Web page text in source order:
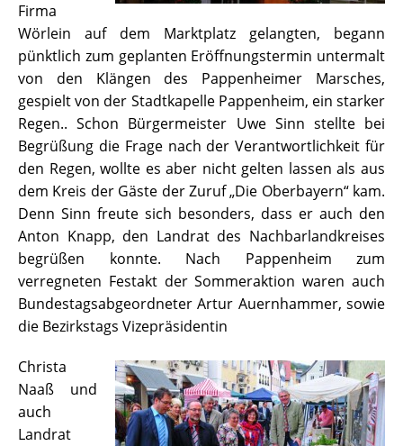
Firma
Wörlein auf dem Marktplatz gelangten, begann
pünktlich zum geplanten Eröffnungstermin untermalt
von den Klängen des Pappenheimer Marsches,
gespielt von der Stadtkapelle Pappenheim, ein starker
Regen.. Schon Bürgermeister Uwe Sinn stellte bei
Begrüßung die Frage nach der Verantwortlichkeit für
den Regen, wollte es aber nicht gelten lassen als aus
dem Kreis der Gäste der Zuruf „Die Oberbayern“ kam.
Denn Sinn freute sich besonders, dass er auch den
Anton Knapp, den Landrat des Nachbarlandkreises
begrüßen konnte. Nach Pappenheim zum
verregneten Festakt der Sommeraktion waren auch
Bundestagsabgeordneter Artur Auernhammer, sowie
die Bezirkstags Vizepräsidentin
Christa
Naaß und
auch
Landrat